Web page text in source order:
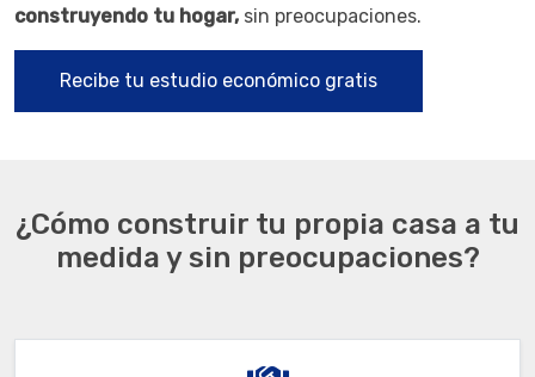
construyendo tu hogar, sin preocupaciones.
Recibe tu estudio económico gratis
¿Cómo construir tu propia casa a tu
medida y sin preocupaciones?